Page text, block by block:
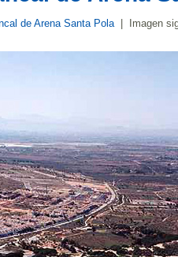
de Arena Santa Pola | Imagen